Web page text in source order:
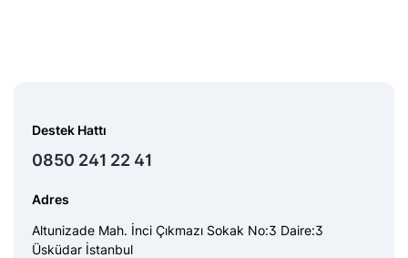
Destek Hattı
0850 241 22 41
Adres
Altunizade Mah. İnci Çıkmazı Sokak No:3 Daire:3
Üsküdar İstanbul